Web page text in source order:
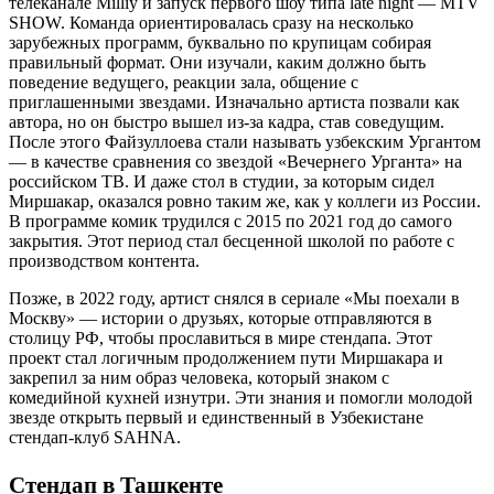
SHOW. Команда ориентировалась сразу на несколько
зарубежных программ, буквально по крупицам собирая
правильный формат. Они изучали, каким должно быть
поведение ведущего, реакции зала, общение с
приглашенными звездами.​ Изначально артиста позвали как
автора, но он быстро вышел из-за кадра, став соведущим.
После этого Файзуллоева стали называть узбекским Ургантом
— в качестве сравнения со звездой «Вечернего Урганта» на
российском ТВ. И даже стол в студии, за которым сидел
Миршакар, оказался ровно таким же, как у коллеги из России.
В программе комик трудился с 2015 по 2021 год до самого
закрытия. Этот период стал бесценной школой по работе с
производством контента.
Позже, в 2022 году, артист снялся в сериале «Мы поехали в
Москву» — истории о друзьях, которые отправляются в
столицу РФ, чтобы прославиться в мире стендапа. Этот
проект стал логичным продолжением пути Миршакара и
закрепил за ним образ человека, который знаком с
комедийной кухней изнутри.​ Эти знания и помогли молодой
звезде открыть первый и единственный в Узбекистане
стендап-клуб SAHNA.
Стендап в Ташкенте